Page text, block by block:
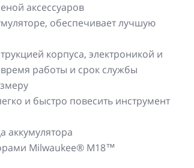
аксессуаров
обеспечивает лучшую
корпуса, электроникой и
работы и срок службы
и быстро повесить инструмент
аккумулятора
Milwaukee® М18™